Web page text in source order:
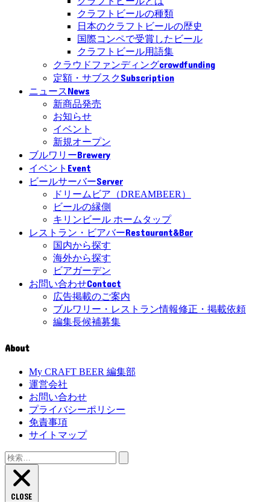
クラフトビールの種類
日本のクラフトビールの歴史
国際コンペで受賞したビール
クラフトビール用語集
クラウドファンディングcrowdfunding
定額・サブスクSubscription
ニュースNews
新商品発売
お知らせ
イベント
新規オープン
ブルワリーBrewery
イベント Event
ビールサーバーServer
ドリームビア（DREAMBEER）
ビールの縁側
キリンビール ホームタップ
レストラン・ビアバーRestaurant&Bar
国内から探す
海外から探す
ビアガーデン
お問い合わせContact
広告掲載のご案内
ブルワリー・レストラン情報修正・掲載依頼
編集長候補募集
About
My CRAFT BEER 編集部
運営会社
お問い合わせ
プライバシーポリシー
免責事項
サイトマップ
検
索:
CLOSE